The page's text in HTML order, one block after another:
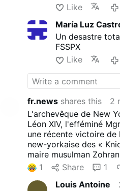
Like
María Luz
Un desastre
FSSPX
Like
fr.news shares this
2
L'archevêque de New
Léon XIV, l'efféminé
une récente victoire
new-yorkaise des «
maire musulman
portoricain de la ville.
l’homélie pendant
nouveau de sa religion
1 Share 1
Louis Antoine